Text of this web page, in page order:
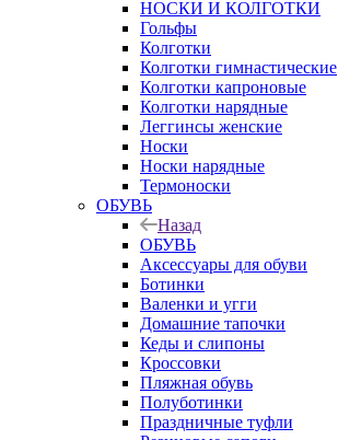
НОСКИ И КОЛГОТКИ
Гольфы
Колготки
Колготки гимнастические
Колготки капроновые
Колготки нарядные
Леггинсы женские
Носки
Носки нарядные
Термоноски
ОБУВЬ
Назад
ОБУВЬ
Аксессуары для обуви
Ботинки
Валенки и угги
Домашние тапочки
Кеды и слипоны
Кроссовки
Пляжная обувь
Полуботинки
Праздничные туфли